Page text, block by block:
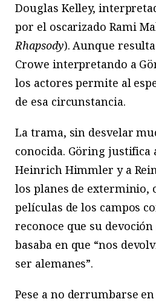
Douglas Kelley,
por el oscarizado Rami
Rhapsody).Aunque
Crowe interpretando a
los actores permite al
de esa circunstancia.
La trama, sin desvelar
conocida. Göring justifica
Heinrich Himmler y a
los planes de exterminio,
películas de los campos
reconoce que su
basaba en que “nos
ser alemanes”.
Pese a no derrumbarse